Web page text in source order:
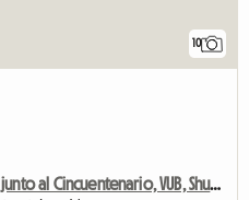
10
Habitación grande bien situada, junto al Cincuentenario, VUB, Shuman